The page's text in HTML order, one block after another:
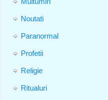
Noutati
Paranormal
Profetii
Religie
Ritualuri